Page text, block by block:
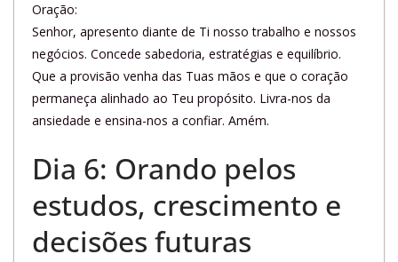
Oração:
Senhor, apresento diante de Ti nosso trabalho e nossos
negócios. Concede sabedoria, estratégias e equilíbrio.
Que a provisão venha das Tuas mãos e que o coração
permaneça alinhado ao Teu propósito. Livra-nos da
ansiedade e ensina-nos a confiar. Amém.
Dia 6: Orando pelos
estudos, crescimento e
decisões futuras